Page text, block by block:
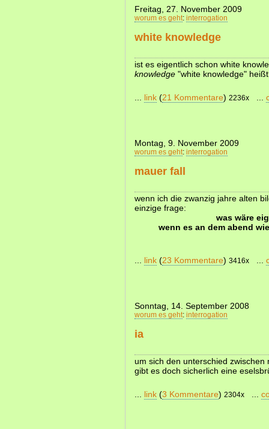
Freitag, 27. November 2009
worum es geht: interrogation
white knowledge
ist es eigentlich schon white
knowledge "white knowledge"
link (21 Kommentare) 2236x
Montag, 9. November 2009
worum es geht: interrogation
mauer fall
wenn ich die zwanzig jahre alten
einzige frage:
was wäre
wenn es an dem abend
link (23 Kommentare) 3416x
Sonntag, 14. September 2008
worum es geht: interrogation
ia
um sich den unterschied
gibt es doch sicherlich eine
link (3 Kommentare) 2304x